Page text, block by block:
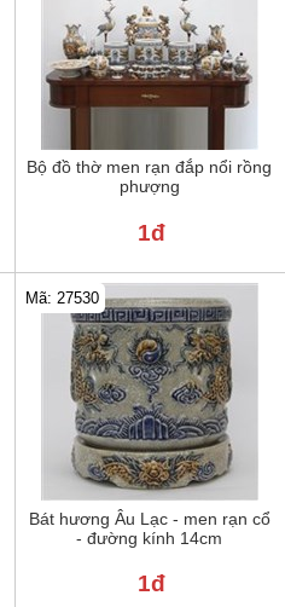
Bộ đồ thờ men rạn đắp nổi rồng
phượng
1đ
Bát hương Âu Lạc - men rạn cổ
- đường kính 14cm
Mã: 27530
1đ